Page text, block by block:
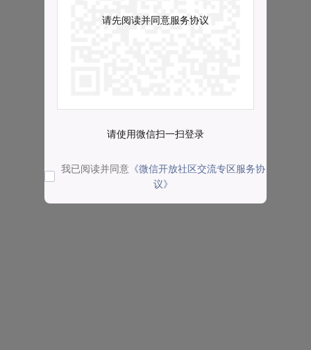
请先阅读并同意服务协议
请使用微信扫一扫登录
我已阅读并同意 《微信开放社区交流专区服务协
议》